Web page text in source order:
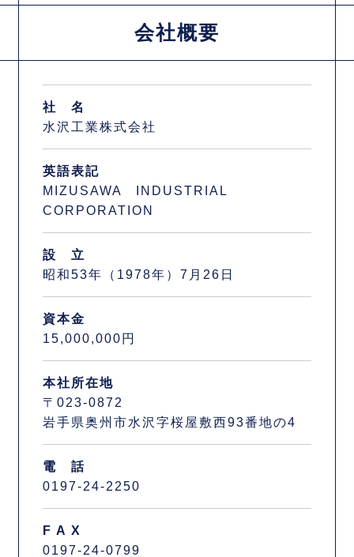
会社概要
社 名
水沢工業株式会社
英語表記
MIZUSAWA INDUSTRIAL
CORPORATION
設 立
昭和53年（1978年）7月26日
資本金
15,000,000円
本社所在地
〒023-0872
岩手県奥州市水沢字桜屋敷西93番地の4
電 話
0197-24-2250
F A X
0197-24-0799